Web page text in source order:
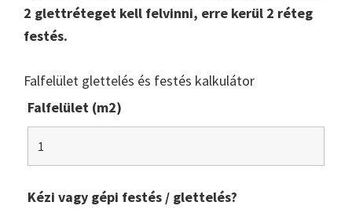
2 glettréteget kell felvinni, erre kerül 2 réteg
festés.
Falfelület glettelés és festés kalkulátor
Falfelület (m2)
Kézi vagy gépi festés / glettelés?